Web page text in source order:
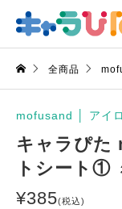
全商品
mofusand アイ
キャラぴた
トシート①
¥385(税込)